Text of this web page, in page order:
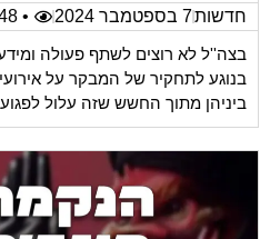
חדשות7 בספטמבר 2024
• 5,548
בצה''ל לא רוצים לשתף פעולה
ביניהן מתוך החשש שזה עלול